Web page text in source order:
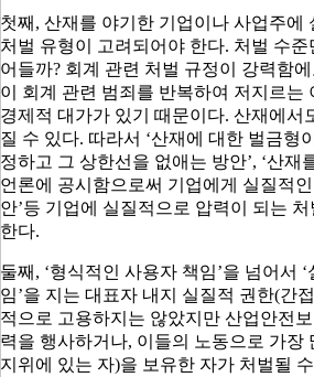
첫째 , 산재를 야기한 기업이나 사업주에
처벌 유형이 고려되어야 한다. 처벌 수준
어들까? 회계 관련 처벌 규정이 강력함
이 회계 관련 범죄를 반복하여 저지르는
경제적 대가가 있기 때문이다. 산재에서
질 수 있다. 따라서 ‘산재에 대한 벌금형
정하고 그 상한선을 없애는 방안’, ‘산재
언론에 공시함으로써 기업에게 실질적
안’등 기업에 실질적으로 압력이 되는
한다.
둘째 , ‘형식적인 사용자 책임’을 넘어서 ‘
임’을 지는 대표자 내지 실질적 권한(간
적으로 고용하지는 않았지만 산업안전
력을 행사하거나, 이들의 노동으로 가장
지위에 있는 자)을 보유한 자가 처벌될